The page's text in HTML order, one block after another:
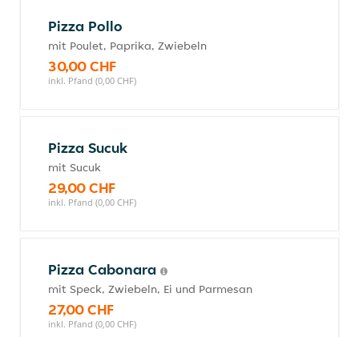
Pizza Pollo
mit Poulet, Paprika, Zwiebeln
30,00 CHF
inkl. Pfand (0,00 CHF)
Pizza Sucuk
mit Sucuk
29,00 CHF
inkl. Pfand (0,00 CHF)
Pizza Cabonara
mit Speck, Zwiebeln, Ei und Parmesan
27,00 CHF
inkl. Pfand (0,00 CHF)